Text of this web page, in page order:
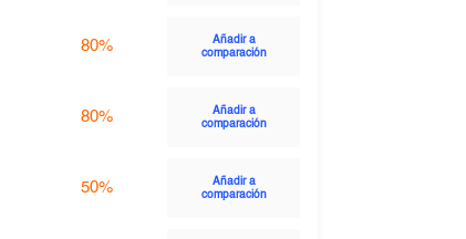
80%
Añadir a
comparación
80%
Añadir a
comparación
50%
Añadir a
comparación